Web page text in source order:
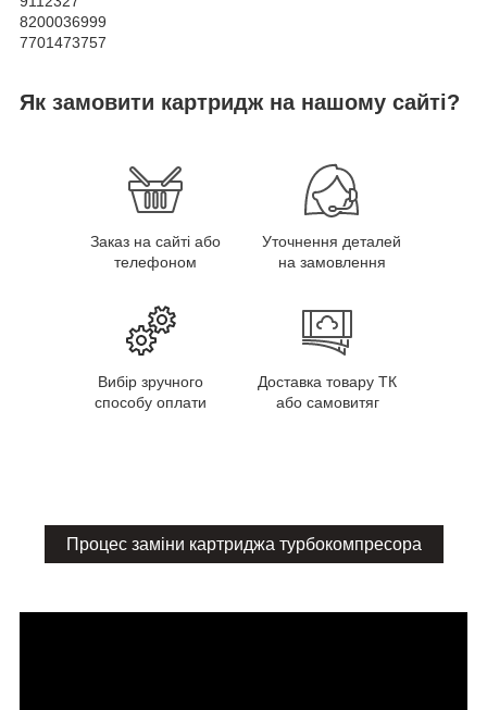
8200036999
7701473757
Як замовити картридж на нашому сайті?
Заказ на сайті або
телефоном
Уточнення деталей
на замовлення
Вибір зручного
способу оплати
Доставка товару ТК
або самовитяг
Процес заміни картриджа турбокомпресора